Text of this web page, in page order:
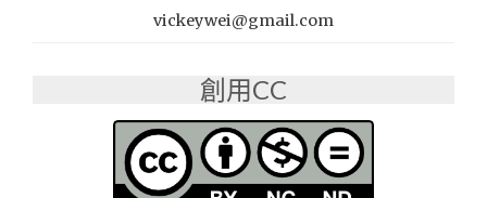
梓
vickeywei@gmail.com
創用CC